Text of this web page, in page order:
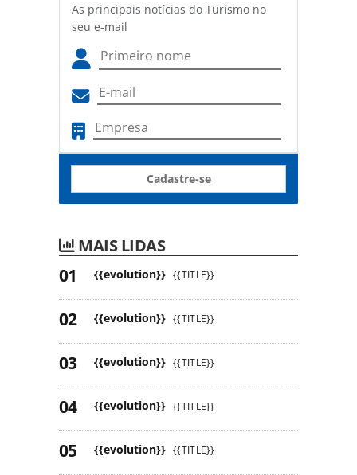
As principais notícias do Turismo no
seu e-mail
Cadastre-se
MAIS LIDAS
{{evolution}} {{TITLE}}
{{evolution}} {{TITLE}}
{{evolution}} {{TITLE}}
{{evolution}} {{TITLE}}
{{evolution}} {{TITLE}}